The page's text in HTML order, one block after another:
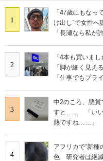
1
「47歳にもな
け出し”で女性
「長瀬なら私が
2
「4本も買いま
「脚が細く見え
「仕事でもプラ
3
中2のころ、懸
すと…… 「いい
熱ですね……」
4
アフリカで“新
色 研究者は絶滅